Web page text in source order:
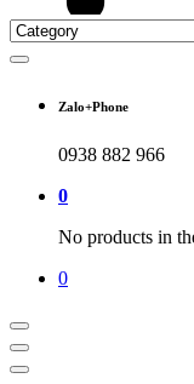
Zalo+Phone
0938 882 966
0
No products in
0